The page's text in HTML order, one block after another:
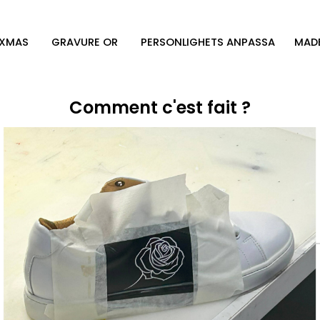
XMAS GRAVURE OR PERSONLIGHETS ANPASSA
Comment c'est fait ?